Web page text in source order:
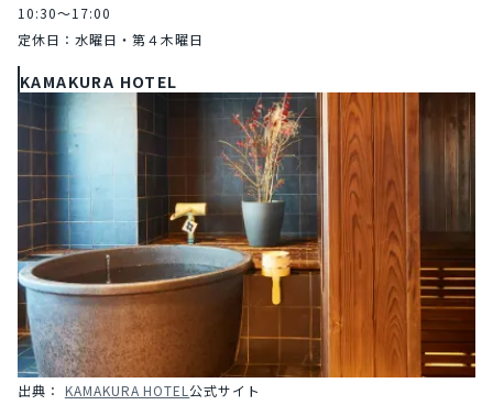
10:30〜17:00
定休日：水曜日・第４木曜日
KAMAKURA HOTEL
出典： KAMAKURA HOTEL公式サイト